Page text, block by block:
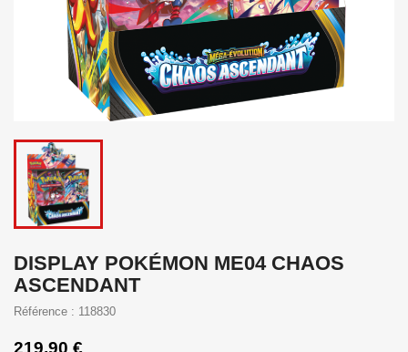
DISPLAY POKÉMON ME04 CHAOS
ASCENDANT
Référence : 118830
219,90 €